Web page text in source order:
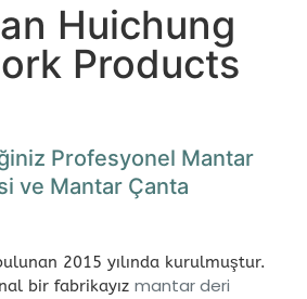
Huichung
Products
Profesyonel Mantar
ve Mantar Çanta
2015 yılında kurulmuştur.
bir fabrikayız mantar deri